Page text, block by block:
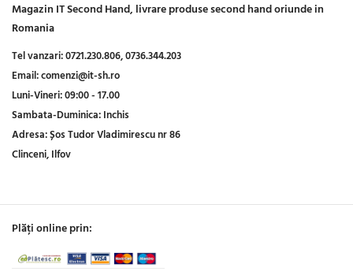
Magazin IT Second Hand, livrare produse second hand oriunde in
Romania
Tel vanzari:0721.230.806,0736.344.203
Email:comenzi@it-sh.ro
Luni-Vineri:09:00 - 17.00
Sambata-Duminica:Inchis
Adresa:Șos Tudor Vladimirescu nr 86
Clinceni, Ilfov
Plăți online prin: